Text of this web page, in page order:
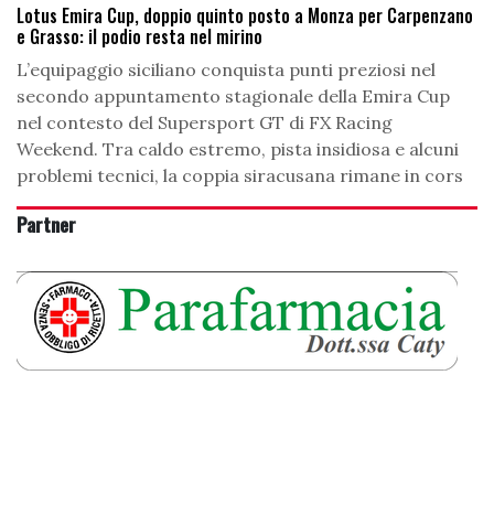
Lotus Emira Cup, doppio quinto posto a Monza per Carpenzano
e Grasso: il podio resta nel mirino
L’equipaggio siciliano conquista punti preziosi nel
secondo appuntamento stagionale della Emira Cup
nel contesto del Supersport GT di FX Racing
Weekend. Tra caldo estremo, pista insidiosa e alcuni
problemi tecnici, la coppia siracusana rimane in cors
Partner